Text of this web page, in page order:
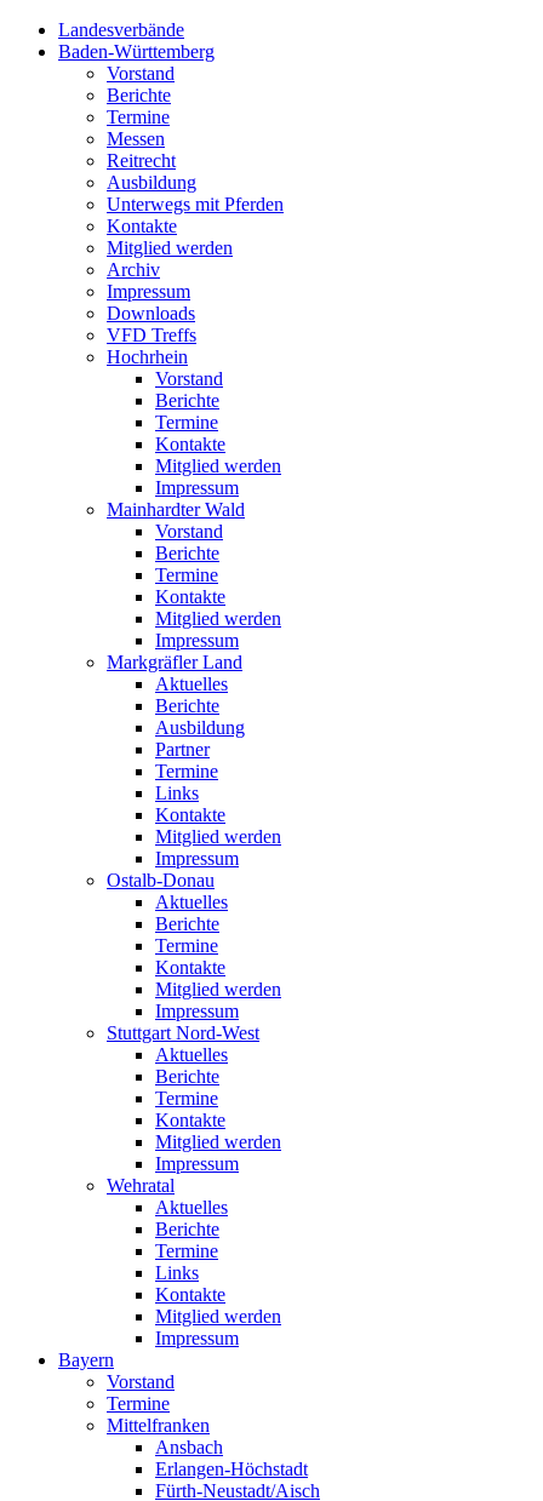
Landesverbände
Baden-Württemberg
Vorstand
Berichte
Termine
Messen
Reitrecht
Ausbildung
Unterwegs mit Pferden
Kontakte
Mitglied werden
Archiv
Impressum
Downloads
VFD Treffs
Hochrhein
Vorstand
Berichte
Termine
Kontakte
Mitglied werden
Impressum
Mainhardter Wald
Vorstand
Berichte
Termine
Kontakte
Mitglied werden
Impressum
Markgräfler Land
Aktuelles
Berichte
Ausbildung
Partner
Termine
Links
Kontakte
Mitglied werden
Impressum
Ostalb-Donau
Aktuelles
Berichte
Termine
Kontakte
Mitglied werden
Impressum
Stuttgart Nord-West
Aktuelles
Berichte
Termine
Kontakte
Mitglied werden
Impressum
Wehratal
Aktuelles
Berichte
Termine
Links
Kontakte
Mitglied werden
Impressum
Bayern
Vorstand
Termine
Mittelfranken
Ansbach
Erlangen-Höchstadt
Fürth-Neustadt/Aisch